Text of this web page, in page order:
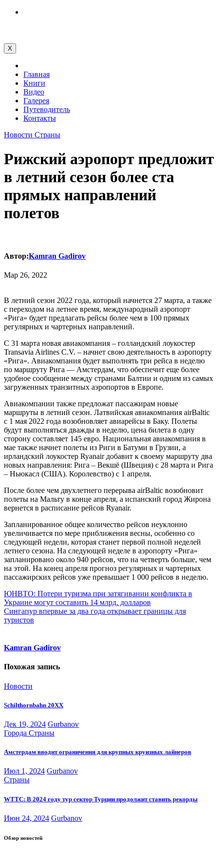
Перейти
X
Главная
Книги
Видео
Галерея
Путеводитель
Контакты
Новости Страны
Рижский аэропорт предложит
в летний сезон более ста
прямых направлений
полетов
Автор:Kamran Gadirov
Мар 26, 2022
В летний сезон 2022 года, который начнется 27 марта, а также
с переходом на летнее время, международный аэропорт
«Рига» будет предлагать рейсы более чем в 100 прямых
регулярных и чартерных направлений.
С 31 марта новая авиакомпания – голландский лоукостер
Transavia Airlines C.V. – начнет свою деятельность в аэропорту
«Рига». Авиакомпания будет выполнять три рейса в неделю
по маршруту Рига — Амстердам, что обеспечит еще более
удобное сообщение между странами Балтии и одним из самых
загруженных транзитных аэропортов в Европе.
Авиакомпании также предложат пассажирам новые
маршруты в летний сезон. Латвийская авиакомпания airBaltic
с 1 мая 2022 года возобновляет авиарейсы в Баку. Полеты
будут выполняться дважды в неделю, цена билета в одну
сторону составляет 145 евро. Национальная авиакомпания в
мае также начнет полеты из Риги в Батуми в Грузии, а
ирландский лоукостер Ryanair добавит к своему маршруту два
новых направления: Рига – Векшё (Швеция) с 28 марта и Рига
– Ньюкасл (США). Королевство) с 1 апреля.
После более чем двухлетнего перерыва airBaltic возобновит
полеты на Мальту в конце апреля, а испанский город Жирона
вернется в расписание рейсов Ryanair.
Запланированное общее количество рейсов неуклонно
увеличивается по мере приближения весны, особенно со
следующей недели, которая станет первой полной неделей
летнего сезона. На следующей неделе в аэропорту «Рига»
запланировано около 940 рейсов, что на четверть больше, чем
на этой. На конец апреля прогноз регулярных и чартерных
пассажирских рейсов уже превышает 1 000 рейсов в неделю.
Навигация
по
записям
ЮНВТО: Потери туризма при затягивании конфликта в
Украине могут составить 14 млрд. долларов
Сингапур впервые за два года открывает границы для
туристов
Kamran Gadirov
Похожая запись
Новости
Schilthornbahn 20XX
Дек 19, 2024 Gurbanov
Города Страны
Амстердам вводит ограничения для крупных круизных лайнеров
Июл 1, 2024 Gurbanov
Страны
WTTC: В 2024 году тур сектор Турции продолжит ставить рекорды
Июн 24, 2024 Gurbanov
Обзор новостей